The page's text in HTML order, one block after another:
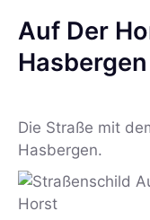
Auf Der
Hasbergen
Die Straße mit
Hasbergen.